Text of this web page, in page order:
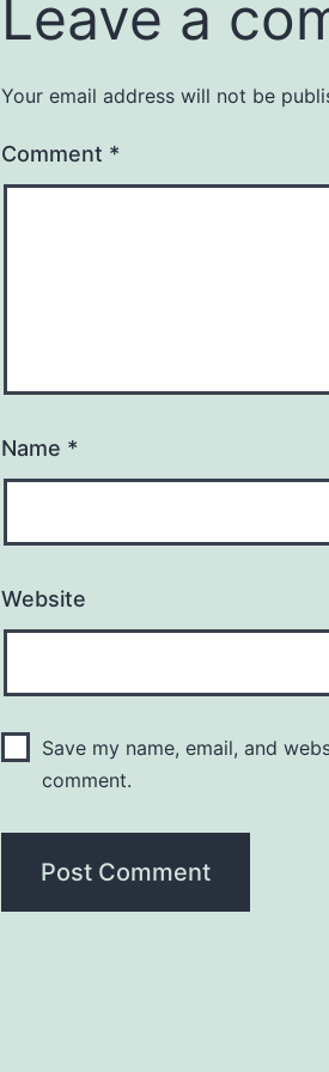
Leave a
Your email address will not be
Comment *
Name *
Website
Save my name, email, and
comment.